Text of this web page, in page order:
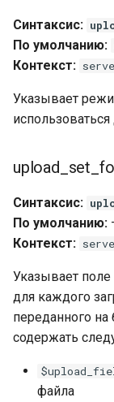
qless-web
qless
rack
radixtree
redis-connector
redis-ratelimit
redis-util
redis
Синтаксис:
По умолчанию:
Контекст:
Указывает
Синтаксис:
По умолчанию:
Контекст:
Указывает
для каждого
переданного на
содержать
файла